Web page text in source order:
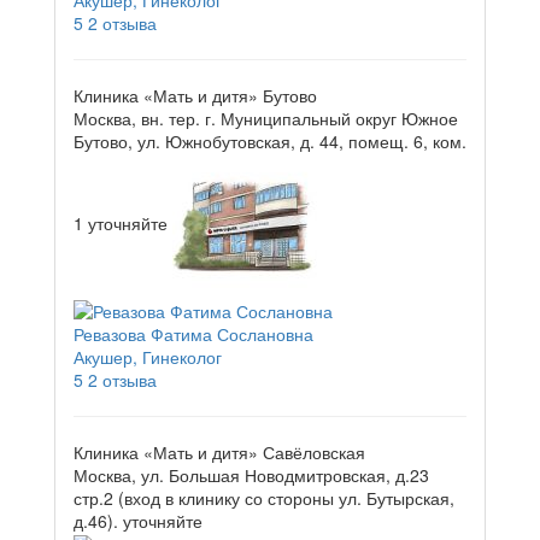
5 2 отзыва
Клиника «Мать и дитя» Бутово
Москва, вн. тер. г. Муниципальный округ Южное
Бутово, ул. Южнобутовская, д. 44, помещ. 6, ком.
1 уточняйте
Ревазова Фатима Сослановна
Акушер, Гинеколог
5 2 отзыва
Клиника «Мать и дитя» Савёловская
Москва, ул. Большая Новодмитровская, д.23
стр.2 (вход в клинику со стороны ул. Бутырская,
д.46). уточняйте